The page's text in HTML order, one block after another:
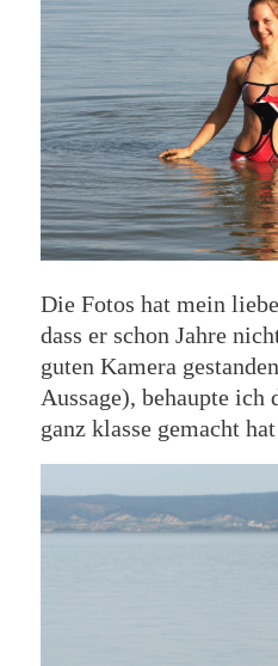
Die Fotos hat mein
dass er schon Jahre
guten Kamera
Aussage), behaupte ich
ganz klasse gemacht